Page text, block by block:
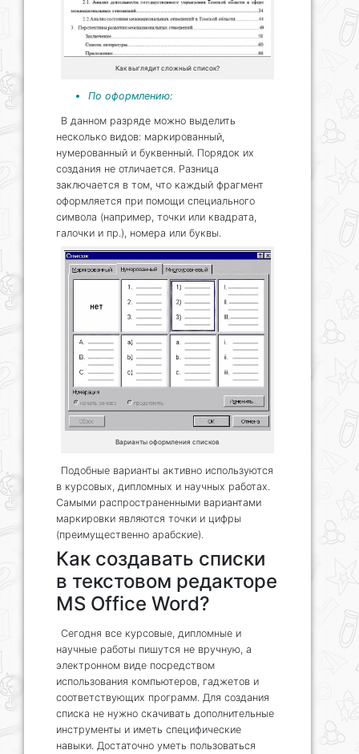
Как выглядит сложный список?
По оформлению:
В данном разряде можно выделить
несколько видов: маркированный,
нумерованный и буквенный. Порядок их
создания не отличается. Разница
заключается в том, что каждый фрагмент
оформляется при помощи специального
символа (например, точки или квадрата,
галочки и пр.), номера или буквы.
Варианты оформления списков
Подобные варианты активно используются
в курсовых, дипломных и научных работах.
Самыми распространенными вариантами
маркировки являются точки и цифры
(преимущественно арабские).
Как создавать списки
в текстовом редакторе
MS Office Word?
Сегодня все курсовые, дипломные и
научные работы пишутся не вручную, а
электронном виде посредством
использования компьютеров, гаджетов и
соответствующих программ. Для создания
списка не нужно скачивать дополнительные
инструменты и иметь специфические
навыки. Достаточно уметь пользоваться